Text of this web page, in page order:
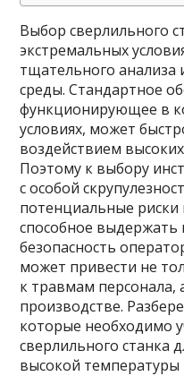
Выбор сверлильного
экстремальных
тщательного
среды. Стандартное
функционирующее в
условиях, может
воздействием
Поэтому к выбору
с особой
потенциальные
способное выдержать
безопасность
может привести не
к травмам персонала,
производстве.
которые необходимо
сверлильного станка
высокой температуры